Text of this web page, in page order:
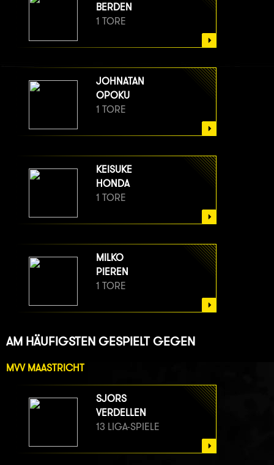
BERDEN
1 TORE
JOHNATAN
OPOKU
1 TORE
KEISUKE
HONDA
1 TORE
MILKO
PIEREN
1 TORE
AM HÄUFIGSTEN GESPIELT GEGEN
MVV MAASTRICHT
SJORS
VERDELLEN
13 LIGA-SPIELE